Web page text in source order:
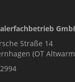
Straße 14
(OT